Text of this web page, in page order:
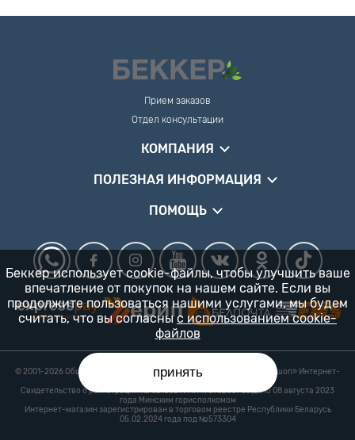
Прием заказов
Отдел консультации
КОМПАНИЯ
ПОЛЕЗНАЯ ИНФОРМАЦИЯ
ПОМОЩЬ
© 2001-2026 Общество с ограниченной ответственностью «Гарденшоп» Интернет-
магазин «БЕККЕР™» 24/7
Свидетельство о регистрации № 0218821 УНП 193702687 выдано 08 августа 2023
года Минским горисполкомом
Интернет-магазин зарегистрирован в торговом реестре Республики Беларусь
05.02.2024 года под №573304
Беккер использует cookie-файлы, чтобы улучшить ваше
впечатление от покупок на нашем сайте. Если вы
продолжите пользоваться нашими услугами, мы будем
считать, что вы согласны с использованием cookie-
файлов
принять